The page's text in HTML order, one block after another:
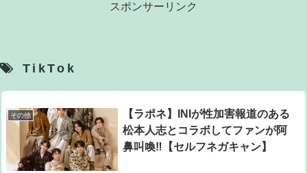
スポンサーリンク
TikTok
その他
【ラポネ】INIが性加害報道のある
松本人志とコラボしてファンが阿
鼻叫喚‼【セルフネガキャン】